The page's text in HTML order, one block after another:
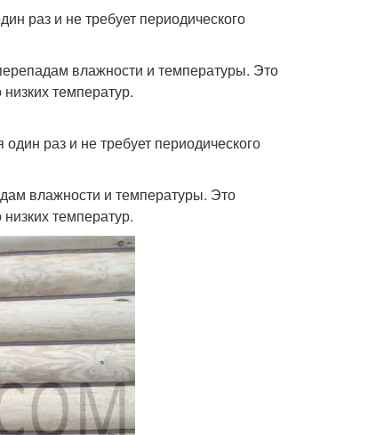
раз и не требует периодического
влажности и температуры. Это
температур.
раз и не требует периодического
влажности и температуры. Это
температур.